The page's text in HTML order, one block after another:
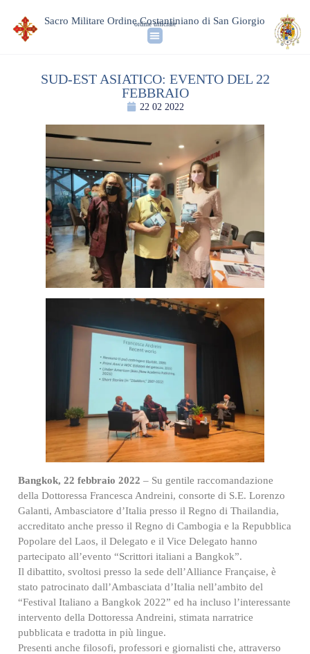
Sacro Militare Ordine Costantiniano di San Giorgio
ordine ufficiale
SUD-EST ASIATICO: EVENTO DEL 22
FEBBRAIO
22 02 2022
Bangkok, 22 febbraio 2022 – Su gentile raccomandazione
della Dottoressa Francesca Andreini, consorte di S.E. Lorenzo
Galanti, Ambasciatore d’Italia presso il Regno di Thailandia,
accreditato anche presso il Regno di Cambogia e la Repubblica
Popolare del Laos, il Delegato e il Vice Delegato hanno
partecipato all’evento “Scrittori italiani a Bangkok”.
Il dibattito, svoltosi presso la sede dell’Alliance Française, è
stato patrocinato dall’Ambasciata d’Italia nell’ambito del
“Festival Italiano a Bangkok 2022” ed ha incluso l’interessante
intervento della Dottoressa Andreini, stimata narratrice
pubblicata e tradotta in più lingue.
Presenti anche filosofi, professori e giornalisti che, attraverso